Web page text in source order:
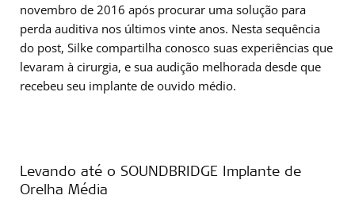
novembro de 2016 após procurar uma solução para
perda auditiva nos últimos vinte anos. Nesta sequência
do post, Silke compartilha conosco suas experiências que
levaram à cirurgia, e sua audição melhorada desde que
recebeu seu implante de ouvido médio.
Levando até o SOUNDBRIDGE Implante de
Orelha Média